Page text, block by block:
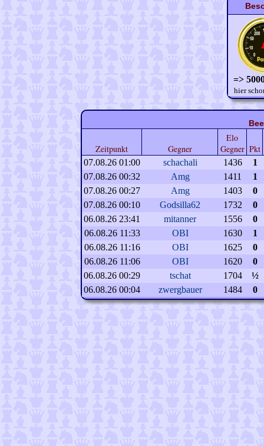
=>
hier
Zeitpunkt Gegner
Elo
Gegner Pkt
07.08.26 01:00 schachali 1436
1
07.08.26 00:32
Amg 1411
1
07.08.26 00:27
Amg 1403
0
07.08.26 00:10
Godsilla62 1732
0
06.08.26 23:41
mitanner 1556
0
06.08.26 11:33
OBI 1630
1
06.08.26 11:16
OBI 1625
0
06.08.26 11:06
OBI 1620
0
06.08.26 00:29
tschat 1704
½
06.08.26 00:04
zwergbauer 1484 0